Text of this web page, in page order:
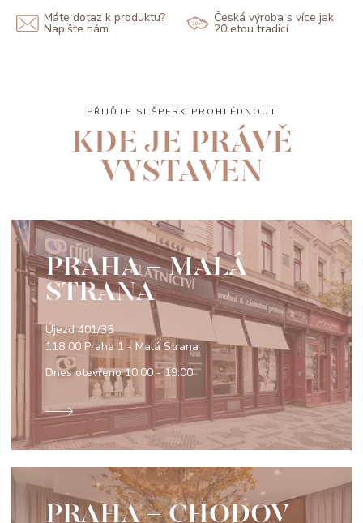
Máte dotaz k produktu?
Napište nám.
Česká výroba s více jak
20letou tradicí
PŘIJĎTE SI ŠPERK PROHLÉDNOUT
KDE JE PRÁVĚ
VYSTAVEN
PRAHA - MALÁ
STRANA
Újezd 401/35
118 00 Praha 1 - Malá Strana
Dnes otevřeno10:00 - 19:00
PRAHA - CHODOV